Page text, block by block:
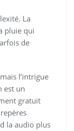
La
pluie qui
de
l’intrigue
est un
gratuit
la audio plus